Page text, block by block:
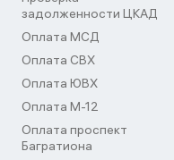
задолженности ЦКАД
Оплата МСД
Оплата СВХ
Оплата ЮВХ
Оплата М-12
Оплата проспект
Багратиона